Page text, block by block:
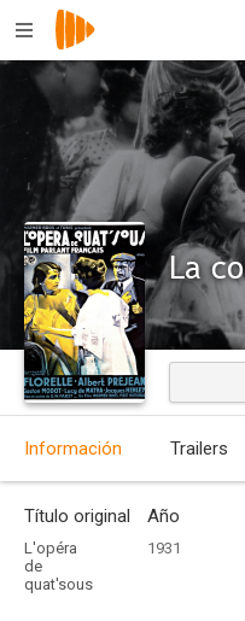
Información Trailers
Título original
L'opéra
de
quat'sous
Año
1931